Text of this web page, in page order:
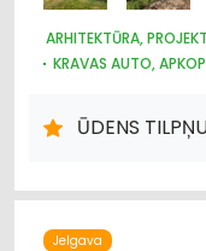
ARHITEKTŪRA,
KRAVAS AUTO,
LABIEKĀRTOŠANA,
HIDRAULISKĀS UN
AUTO REZERVES
LABOŠANA, REMONTS
ŪDENS
Jelgava